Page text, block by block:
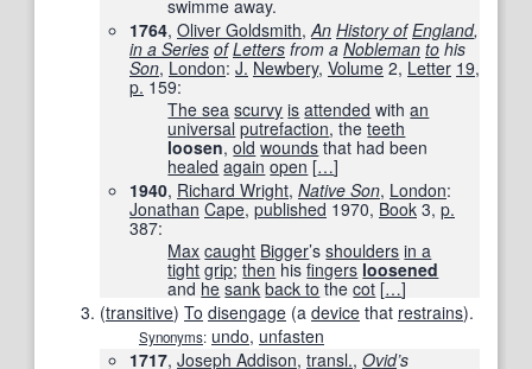
swimme away.
1764, Oliver Goldsmith, An History of England,
in a Series of Letters from a Nobleman to his
Son‎, London: J. Newbery, Volume 2, Letter 19,
p. 159:
The sea scurvy is attended withan
universal putrefaction, theteeth
loosen,old wounds that had been
healed again open […]
1940, Richard Wright, Native Son‎, London:
Jonathan Cape, published 1970, Book 3, p.
387:
Max caught Bigger’sshoulders in a
tight grip;thenhisfingers loosened
and he sank back to thecot […]
(transitive) To disengage (a device that restrains).
Synonyms: undo, unfasten
1717, Joseph Addison, transl., Ovid’s